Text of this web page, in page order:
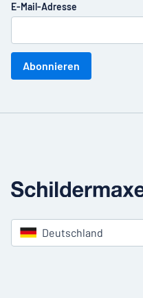
E-Mail-Adresse
Abonnieren
Deutschland